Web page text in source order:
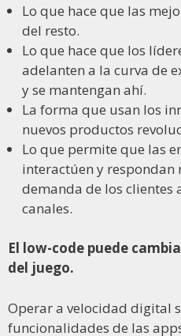
Lo que hace que las
del resto.
Lo que hace que los
adelanten a la curva de
y se mantengan ahí.
La forma que usan los
nuevos productos
Lo que permite que las
interactúen y respondan
demanda de los clientes
canales.
El low-code puede
del juego.
Operar a velocidad digital
funcionalidades de las